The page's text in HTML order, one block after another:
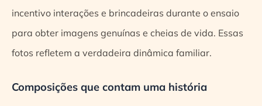
incentivo interações e brincadeiras durante o ensaio
para obter imagens genuínas e cheias de vida. Essas
fotos refletem a verdadeira dinâmica familiar.
Composições que contam uma história